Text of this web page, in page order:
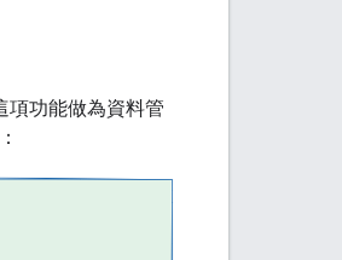
項功能做為資料管